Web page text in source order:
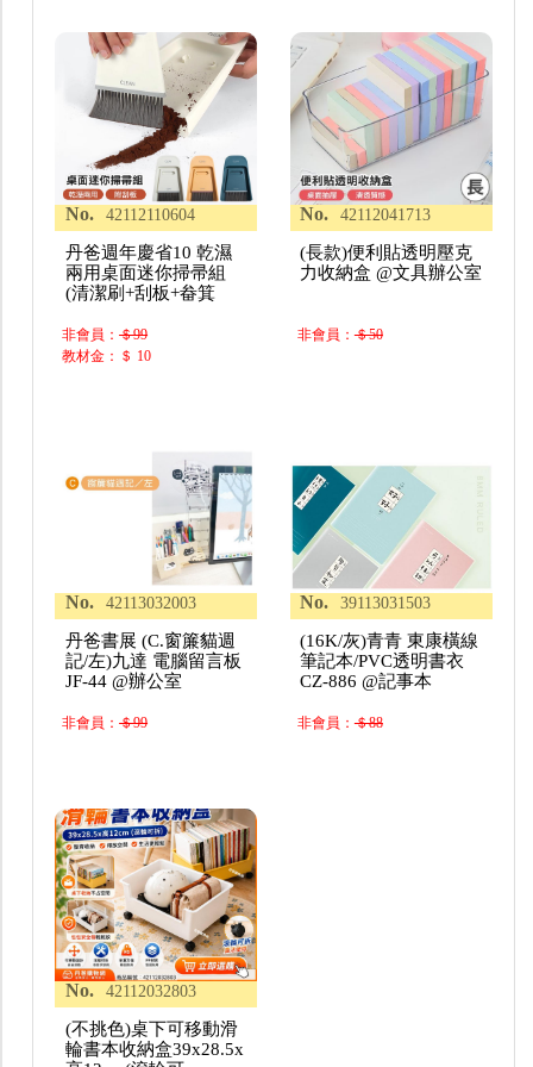
No. 42112110604
丹爸週年慶省10 乾濕
兩用桌面迷你掃帚組
(清潔刷+刮板+畚箕
非會員：＄99
教材金：＄ 10
No. 42112041713
(長款)便利貼透明壓克
力收納盒 @文具辦公室
非會員：＄50
No. 42113032003
丹爸書展 (C.窗簾貓週
記/左)九達 電腦留言板
JF-44 @辦公室
非會員：＄99
No. 39113031503
(16K/灰)青青 東康橫線
筆記本/PVC透明書衣
CZ-886 @記事本
非會員：＄88
No. 42112032803
(不挑色)桌下可移動滑
輪書本收納盒39x28.5x